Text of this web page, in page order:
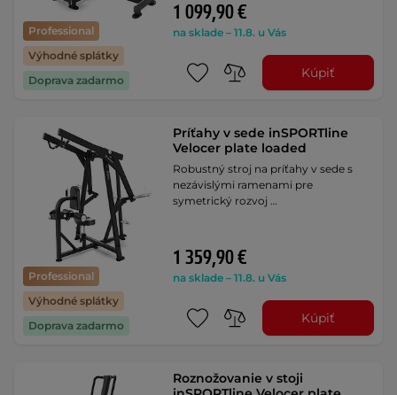
Professional
Výhodné splátky
Doprava zadarmo
1 099,90 €
na sklade – 11.8. u Vás
Kúpiť
Professional
Výhodné splátky
Doprava zadarmo
Príťahy v sede inSPORTline
Velocer plate loaded
Robustný stroj na príťahy v sede s
nezávislými ramenami pre
symetrický rozvoj …
1 359,90 €
na sklade – 11.8. u Vás
Kúpiť
Roznožovanie v stoji